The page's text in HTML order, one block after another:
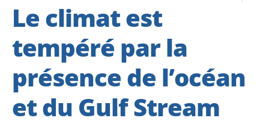
Le climat est
tempéré par la
présence de l’océan
et du Gulf Stream